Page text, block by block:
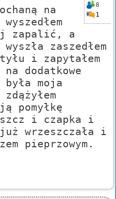
8
1
na
zapalić, a
zaszedłem
i zapytałem
dodatkowe
moja
pomyłkę
i czapka i
wrzeszczała i
pieprzowym.